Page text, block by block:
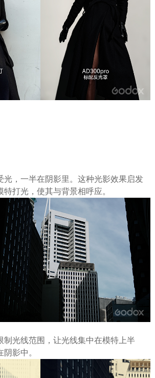
光，一半在阴影里。这种光影效果启发
打光，使其与背景相呼应。
制光线范围，让光线集中在模特上半
影中。